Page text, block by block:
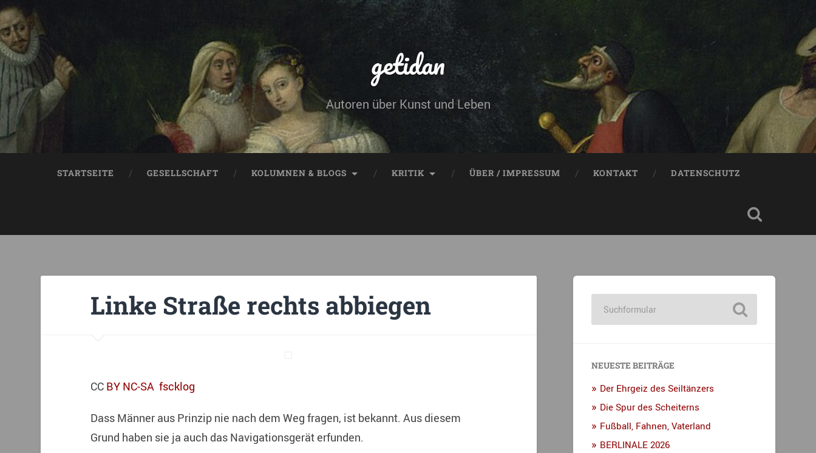
getidan
Autoren über Kunst und Leben
STARTSEITE GESELLSCHAFT KOLUMNEN & BLOGS KRITIK ÜBER / IMPRESSUM KONTAKT DATENSCHUTZ
Linke Straße rechts abbiegen
CC BY NC-SA fscklog
Dass Männer aus Prinzip nie nach dem Weg fragen, ist bekannt. Aus diesem
Grund haben sie ja auch das Navigationsgerät erfunden.
NEUESTE BEITRÄGE
Der Ehrgeiz des Seiltänzers
Die Spur des Scheiterns
Fußball, Fahnen, Vaterland
BERLINALE 2026